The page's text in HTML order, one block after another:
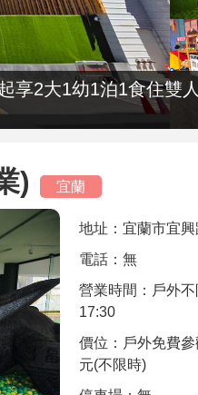
2大1幼1泊1食住雙
) 宜蘭
地址：宜蘭市宜
電話：無
營業時間：戶外
17:30
價位：戶外免費
元(不限時)